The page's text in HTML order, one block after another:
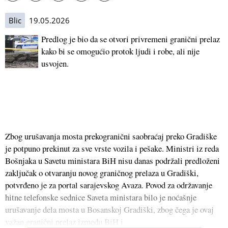
Blic 19.05.2026
Predlog je bio da se otvori privremeni granični prelaz
kako bi se omogućio protok ljudi i robe, ali nije
usvojen.
Zbog urušavanja mosta prekogranični saobraćaj preko Gradiške
je potpuno prekinut za sve vrste vozila i pešake. Ministri iz reda
Bošnjaka u Savetu ministara BiH nisu danas podržali predloženi
zaključak o otvaranju novog graničnog prelaza u Gradiški,
potvrđeno je za portal sarajevskog Avaza. Povod za održavanje
hitne telefonske sednice Saveta ministara bilo je noćašnje
urušavanje dela mosta u Bosanskoj Gradiški, zbog čega je ovaj
važan granični prelaz između BiH i